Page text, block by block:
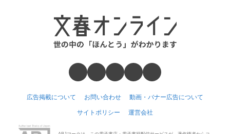
広告掲載について お問い合わせ 動画・バナー広告について
サイトポリシー 運営会社